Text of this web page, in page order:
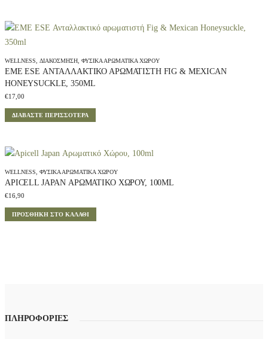
WELLNESS ΔΙΑΚΌΣΜΗΣΗ ΦΥΣΙΚΆ ΑΡΩΜΑΤΙΚΆ ΧΏΡΟΥ
EME ESE ΑΝΤΑΛΛΑΚΤΙΚΌ ΑΡΩΜΑΤΙΣΤΉ FIG & MEXICAN
HONEYSUCKLE, 350ML
€17,00
ΔΙΑΒΆΣΤΕ ΠΕΡΙΣΣΌΤΕΡΑ
WELLNESS ΦΥΣΙΚΆ ΑΡΩΜΑΤΙΚΆ ΧΏΡΟΥ
APICELL JAPAN ΑΡΩΜΑΤΙΚΌ ΧΏΡΟΥ, 100ML
€16,90
ΠΡΟΣΘΉΚΗ ΣΤΟ ΚΑΛΆΘΙ
ΠΛΗΡΟΦΟΡΙΕΣ